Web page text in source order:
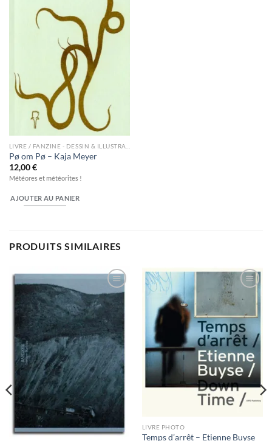
à la
wishlist
Pø om Pø – Kaja Meyer
12,00€
Météores et météorites !
AJOUTER AU PANIER
PRODUITS SIMILAIRES
Ajouter
à la
wishlist
wishlist
LIVRE PHOTO
Temps d’arrêt – Etienne Buyse